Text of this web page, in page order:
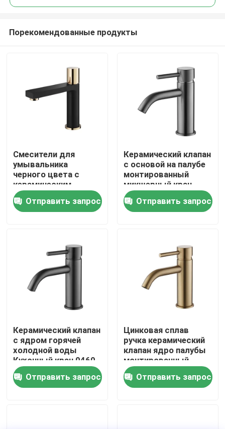
Продукция
О Компании
контроль качества
Новости
Faucet смесителя кухни
Порекомендованные продукты
Смесители для
умывальника
черного цвета с
керамическим
картриджем 25 мм
Отправить запрос
Керамический клапан
с основой на палубе
монтированный
микшерный кран
0460 Горячая
холодная кухонная
крана с рукояткой из
Отправить запрос
Керамический клапан
с ядром горячей
холодной воды
Кухонный кран 0460
серии Цинковый
сплав смешивающий
кран
Отправить запрос
Цинковая сплав
ручка керамический
клапан ядро палубы
монтированный
кухонный микшер
крана 0460
Отправить запрос